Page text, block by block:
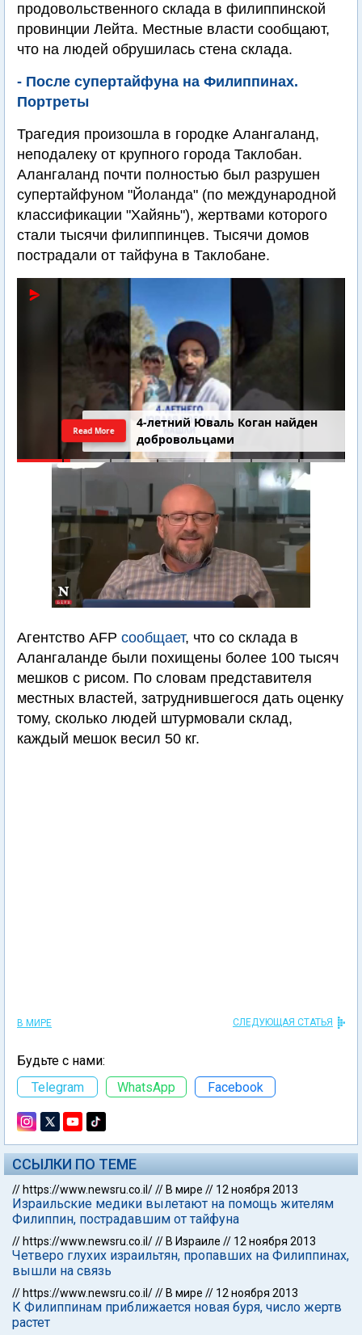
продовольственного склада в филиппинской
провинции Лейта. Местные власти сообщают,
что на людей обрушилась стена склада.
- После супертайфуна на Филиппинах.
Портреты
Трагедия произошла в городке Алангаланд,
неподалеку от крупного города Таклобан.
Алангаланд почти полностью был разрушен
супертайфуном "Йоланда" (по международной
классификации "Хайянь"), жертвами которого
стали тысячи филиппинцев. Тысячи домов
пострадали от тайфуна в Таклобане.
4-летний Юваль Коган найден
добровольцами
Read More
Агентство AFP сообщает, что со склада в
Алангаланде были похищены более 100 тысяч
мешков с рисом. По словам представителя
местных властей, затруднившегося дать оценку
тому, сколько людей штурмовали склад,
каждый мешок весил 50 кг.
В МИРЕ СЛЕДУЮЩАЯ СТАТЬЯ
Будьте с нами:
Telegram
WhatsApp Facebook
ССЫЛКИ ПО ТЕМЕ
// https://www.newsru.co.il/// В мире // 12 ноября 2013
Израильские медики вылетают на помощь жителям
Филиппин, пострадавшим от тайфуна
// https://www.newsru.co.il/// В Израиле // 12 ноября 2013
Четверо глухих израильтян, пропавших на Филиппинах,
вышли на связь
// https://www.newsru.co.il/// В мире // 12 ноября 2013
К Филиппинам приближается новая буря, число жертв
растет